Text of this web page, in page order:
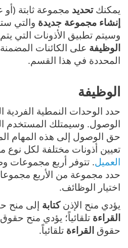
يمكنكتحديد مجموعة ثابتة
إنشاء مجموعة جديدة والتي
وسيتم تطبيق الأذونات التي
الوظيفة على الكائنات
المحددة في هذا القسم.
الوظيفة
حدد الوحدات النمطية الفردية
الوصول. وسيمتلك المستخدم
حق الوصول إلى هذه المهام
تعيين أذونات مختلفة لكل نوع
العميل. تتوفر أربع مجموعات
حدد مجموعة من الأربع
اختيار الوظائف.
يؤدي منح الإذنكتابة إلى منح
القراءة تلقائياً؛ يؤدي منح حقوق
حقوق القراءة تلقائياً.